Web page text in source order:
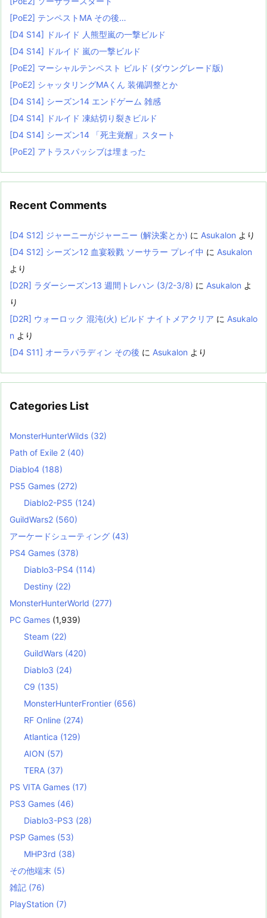
[PoE2] テンペストMA その後…
[D4 S14] ドルイド 人熊型嵐の一撃ビルド
[D4 S14] ドルイド 嵐の一撃ビルド
[PoE2] マーシャルテンペスト ビルド (ダウングレード版)
[PoE2] シャッタリングMAくん 装備調整とか
[D4 S14] シーズン14 エンドゲーム 雑感
[D4 S14] ドルイド 凍結切り裂きビルド
[D4 S14] シーズン14 「死主覚醒」スタート
[PoE2] アトラスパッシブは埋まった
Recent Comments
[D4 S12] ジャーニーがジャーニー (解決案とか) に Asukalon より
[D4 S12] シーズン12 血宴殺戮 ソーサラー プレイ中 に Asukalon
より
[D2R] ラダーシーズン13 週間トレハン (3/2-3/8) に Asukalon よ
り
[D2R] ウォーロック 混沌(火) ビルド ナイトメアクリア に Asukalo
n より
[D4 S11] オーラパラディン その後 に Asukalon より
Categories List
MonsterHunterWilds (32)
Path of Exile 2 (40)
Diablo4 (188)
PS5 Games (272)
Diablo2-PS5 (124)
GuildWars2 (560)
アーケードシューティング (43)
PS4 Games (378)
Diablo3-PS4 (114)
Destiny (22)
MonsterHunterWorld (277)
PC Games (1,939)
Steam (22)
GuildWars (420)
Diablo3 (24)
C9 (135)
MonsterHunterFrontier (656)
RF Online (274)
Atlantica (129)
AION (57)
TERA (37)
PS VITA Games (17)
PS3 Games (46)
Diablo3-PS3 (28)
PSP Games (53)
MHP3rd (38)
その他端末 (5)
雑記 (76)
PlayStation (7)